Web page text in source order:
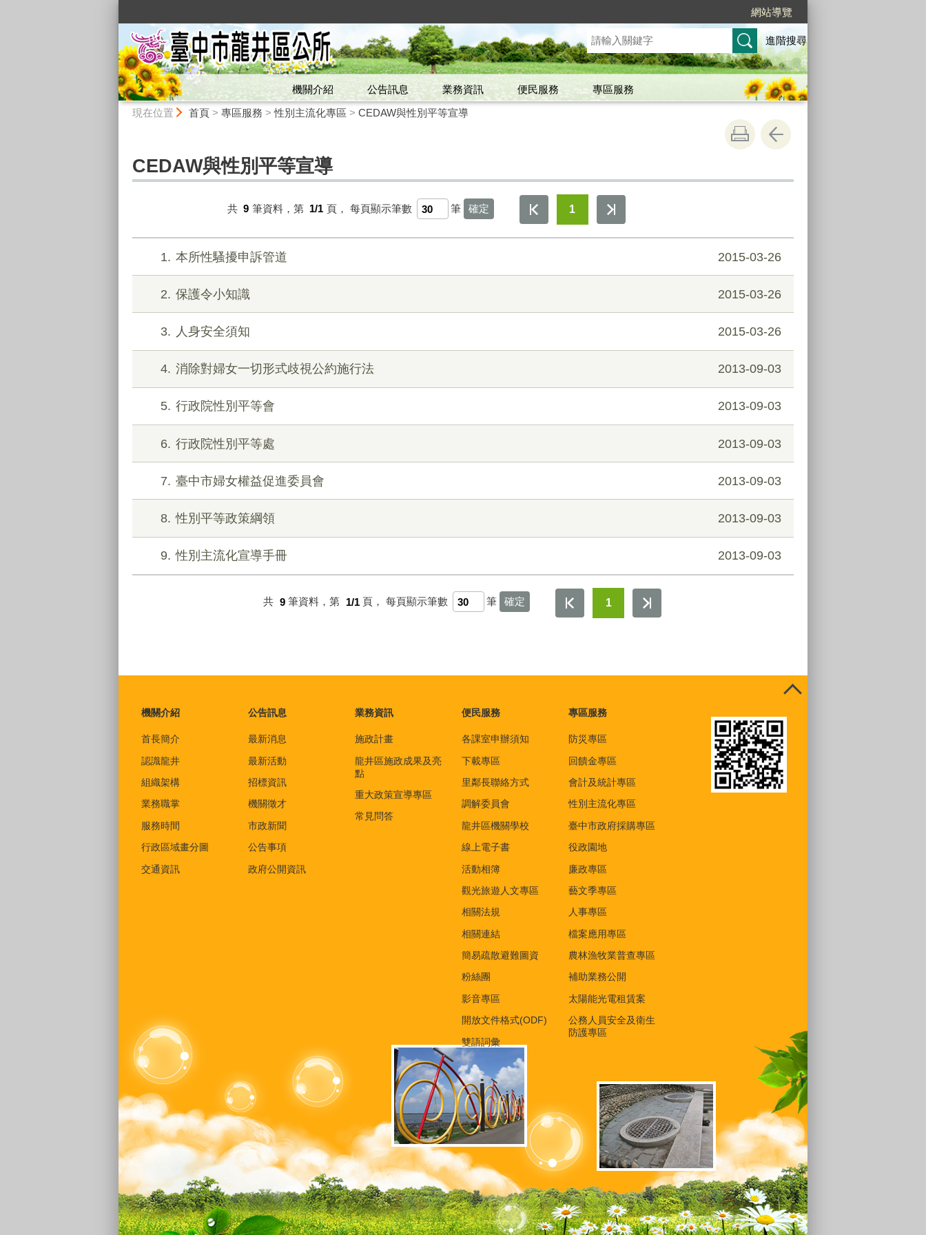
網站導覽
進階搜尋
機關介紹 公告訊息 業務資訊 便民服務
專區服務
現在位置 首頁> 專區服務 >性別主流化專區 > CEDAW與性別平等宣導
CEDAW與性別平等宣導
共 9 筆資料，第 1/1 頁， 每頁顯示筆數 筆 1
1 本所性騷擾申訴管道 2015-03-26
2 保護令小知識 2015-03-26
3 人身安全須知 2015-03-26
4 消除對婦女一切形式歧視公約施行法 2013-09-03
5 行政院性別平等會 2013-09-03
6 行政院性別平等處 2013-09-03
7 臺中市婦女權益促進委員會 2013-09-03
8 性別平等政策綱領 2013-09-03
9 性別主流化宣導手冊 2013-09-03
共 9 筆資料，第 1/1 頁， 每頁顯示筆數 筆 1
機關介紹
首長簡介
認識龍井
組織架構
業務職掌
服務時間
行政區域畫分圖
交通資訊
公告訊息
最新消息
最新活動
招標資訊
機關徵才
市政新聞
公告事項
政府公開資訊
業務資訊
施政計畫
龍井區施政成果及亮
點
重大政策宣導專區
常見問答
便民服務
各課室申辦須知
下載專區
里鄰長聯絡方式
調解委員會
龍井區機關學校
線上電子書
活動相簿
觀光旅遊人文專區
相關法規
相關連結
簡易疏散避難圖資
粉絲團
影音專區
開放文件格式(ODF)
雙語詞彙
專區服務
防災專區
回饋金專區
會計及統計專區
性別主流化專區
臺中市政府採購專區
役政園地
廉政專區
藝文季專區
人事專區
檔案應用專區
農林漁牧業普查專區
補助業務公開
太陽能光電租賃案
公務人員安全及衛生
防護專區